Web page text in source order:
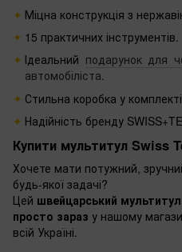
Міцна конструкція з
15 практичних інструментів.
Ідеальний подарунок для
автомобіліста.
Стильна коробка у
Надійність бренду
Купити мультитул Swiss
Хочете мати потужний,
будь-якої задачі?
Цей швейцарський
просто зараз у нашому
всій Україні.